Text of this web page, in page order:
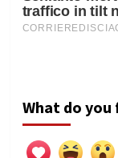
What do